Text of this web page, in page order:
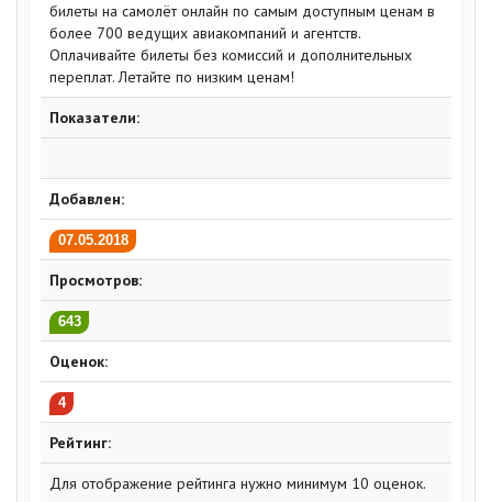
билеты на самолёт онлайн по самым доступным ценам в
более 700 ведущих авиакомпаний и агентств.
Оплачивайте билеты без комиссий и дополнительных
переплат. Летайте по низким ценам!
Показатели:
Добавлен:
07.05.2018
Просмотров:
643
Оценок:
4
Рейтинг:
Для отображение рейтинга нужно минимум 10 оценок.